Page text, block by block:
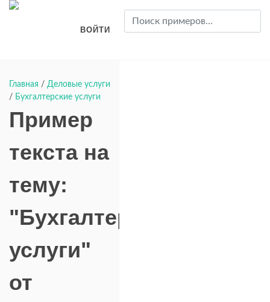
ВОЙТИ
Главная / Деловые услуги
/ Бухгалтерские услуги
Пример
текста на
тему:
"Бухгалтерские
услуги"
от